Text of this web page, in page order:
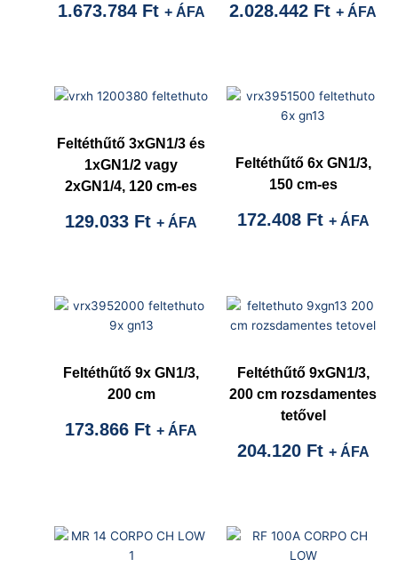
1.673.784 Ft + ÁFA 2.028.442 Ft + ÁFA
Feltéthűtő 3xGN1/3 és
1xGN1/2 vagy
2xGN1/4, 120 cm-es
129.033 Ft + ÁFA
Feltéthűtő 6x GN1/3,
150 cm-es
172.408 Ft + ÁFA
Feltéthűtő 9x GN1/3,
200 cm
173.866 Ft + ÁFA
Feltéthűtő 9xGN1/3,
200 cm rozsdamentes
tetővel
204.120 Ft + ÁFA